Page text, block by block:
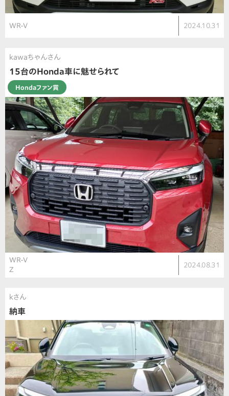
WR-V 2024.10.31
kawaちゃんさん
15台のHonda車に魅せられて
Hondaファン賞
WR-V
Z
2024.08.31
kさん
納車